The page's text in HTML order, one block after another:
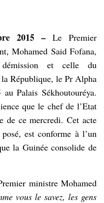
2015 – Le Premier
Mohamed Said Fofana,
et celle du
République, le Pr Alpha
Palais Sékhoutouréya.
que le chef de l’Etat
de ce mercredi. Cet acte
est conforme à l’un
la Guinée consolide de
ministre Mohamed
vous le savez, les gens